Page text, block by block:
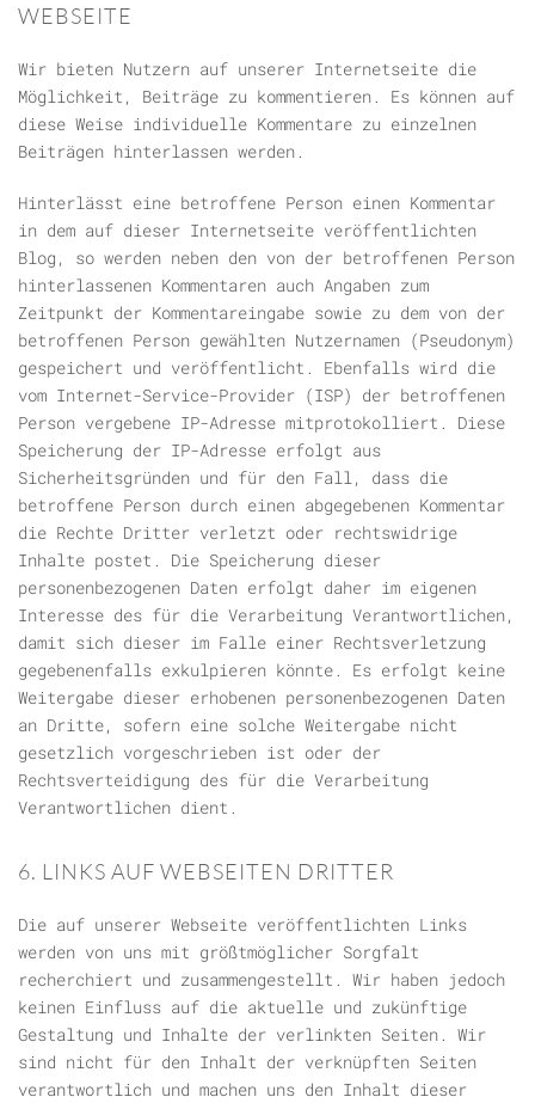
WEBSEITE
Wir bieten Nutzern auf unserer Internetseite die
Möglichkeit, Beiträge zu kommentieren. Es können auf
diese Weise individuelle Kommentare zu einzelnen
Beiträgen hinterlassen werden.
Hinterlässt eine betroffene Person einen Kommentar
in dem auf dieser Internetseite veröffentlichten
Blog, so werden neben den von der betroffenen Person
hinterlassenen Kommentaren auch Angaben zum
Zeitpunkt der Kommentareingabe sowie zu dem von der
betroffenen Person gewählten Nutzernamen (Pseudonym)
gespeichert und veröffentlicht. Ebenfalls wird die
vom Internet-Service-Provider (ISP) der betroffenen
Person vergebene IP-Adresse mitprotokolliert. Diese
Speicherung der IP-Adresse erfolgt aus
Sicherheitsgründen und für den Fall, dass die
betroffene Person durch einen abgegebenen Kommentar
die Rechte Dritter verletzt oder rechtswidrige
Inhalte postet. Die Speicherung dieser
personenbezogenen Daten erfolgt daher im eigenen
Interesse des für die Verarbeitung Verantwortlichen,
damit sich dieser im Falle einer Rechtsverletzung
gegebenenfalls exkulpieren könnte. Es erfolgt keine
Weitergabe dieser erhobenen personenbezogenen Daten
an Dritte, sofern eine solche Weitergabe nicht
gesetzlich vorgeschrieben ist oder der
Rechtsverteidigung des für die Verarbeitung
Verantwortlichen dient.
6. LINKS AUF WEBSEITEN DRITTER
Die auf unserer Webseite veröffentlichten Links
werden von uns mit größtmöglicher Sorgfalt
recherchiert und zusammengestellt. Wir haben jedoch
keinen Einfluss auf die aktuelle und zukünftige
Gestaltung und Inhalte der verlinkten Seiten. Wir
sind nicht für den Inhalt der verknüpften Seiten
verantwortlich und machen uns den Inhalt dieser